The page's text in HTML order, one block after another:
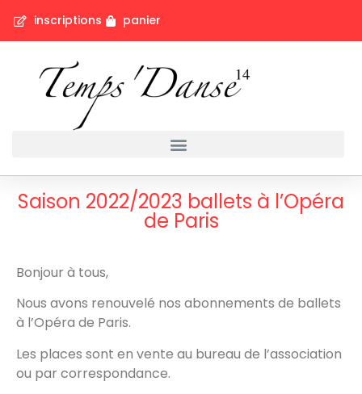
inscriptions panier
Saison 2022/2023 ballets à l’Opéra
de Paris
Bonjour à tous,
Nous avons renouvelé nos abonnements de ballets
à l’Opéra de Paris.
Les places sont en vente au bureau de l’association
ou par correspondance.